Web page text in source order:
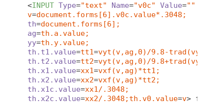
<INPUT Type="text" Name="v0c" Value=""
v=document.forms[6].v0c.value*.3048;
th=document.forms[6];
ag=th.a.value;
yy=th.y.value;
th.t1.value=tt1=vyt(v,ag,0)/9.8-
th.t2.value=tt2=vyt(v,ag,0)/
th.x1.value=xx1=vxf(v,ag)*tt1;
th.x2.value=xx2=vxf(v,ag)*tt2;
th.x1c.value=xx1/.3048;
th.x2c.value=xx2/.3048;th.v0.value=v> ft/s,